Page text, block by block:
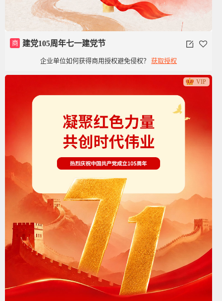
商 建党105周年七一建党节
企业单位如何获得商用授权避免侵权？ 获取授权
VIP